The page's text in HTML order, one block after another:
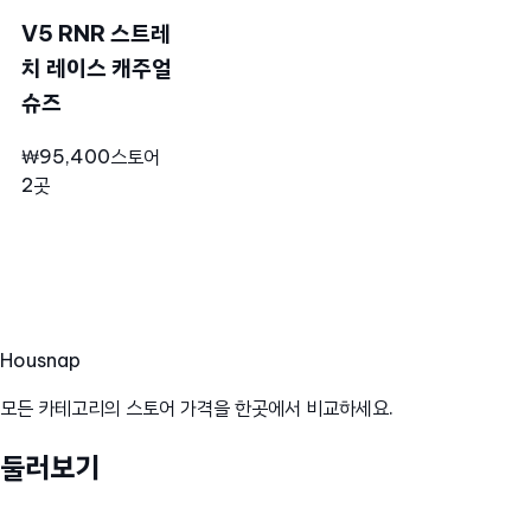
V5 RNR 스트레
치 레이스 캐주얼
슈즈
₩95,400스토어
2곳
Housnap
모든 카테고리의 스토어 가격을 한곳에서 비교하세요.
둘러보기